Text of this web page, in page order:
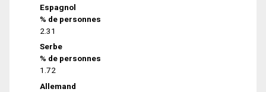
Espagnol
% de personnes
2.31
Serbe
% de personnes
1.72
Allemand